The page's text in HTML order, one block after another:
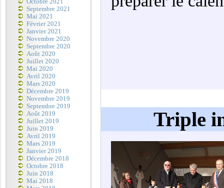
Septembre 2021
Mai 2021
Février 2021
Janvier 2021
Novembre 2020
Septembre 2020
Août 2020
Juillet 2020
Mai 2020
Avril 2020
Mars 2020
Décembre 2019
Novembre 2019
Septembre 2019
Août 2019
Juillet 2019
Juin 2019
Avril 2019
Mars 2019
Janvier 2019
Décembre 2018
Octobre 2018
Juin 2018
Mai 2018
Triple